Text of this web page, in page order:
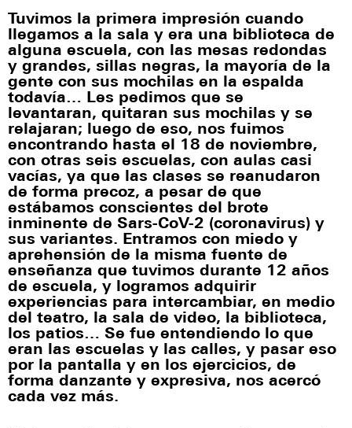
Tuvimos la primera impresión cuando
llegamos a la sala y era una biblioteca de
alguna escuela, con las mesas redondas
y grandes, sillas negras, la mayoría de la
gente con sus mochilas en la espalda
todavía… Les pedimos que se
levantaran, quitaran sus mochilas y se
relajaran; luego de eso, nos fuimos
encontrando hasta el 18 de noviembre,
con otras seis escuelas, con aulas casi
vacías, ya que las clases se reanudaron
de forma precoz, a pesar de que
estábamos conscientes del brote
inminente de Sars-CoV-2 (coronavirus) y
sus variantes. Entramos con miedo y
aprehensión de la misma fuente de
enseñanza que tuvimos durante 12 años
de escuela, y logramos adquirir
experiencias para intercambiar, en medio
del teatro, la sala de video, la biblioteca,
los patios… Se fue entendiendo lo que
eran las escuelas y las calles, y pasar eso
por la pantalla y en los ejercicios, de
forma danzante y expresiva, nos acercó
cada vez más.